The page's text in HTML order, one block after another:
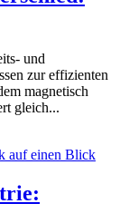
und
zur effizienten
magnetisch
gleich...